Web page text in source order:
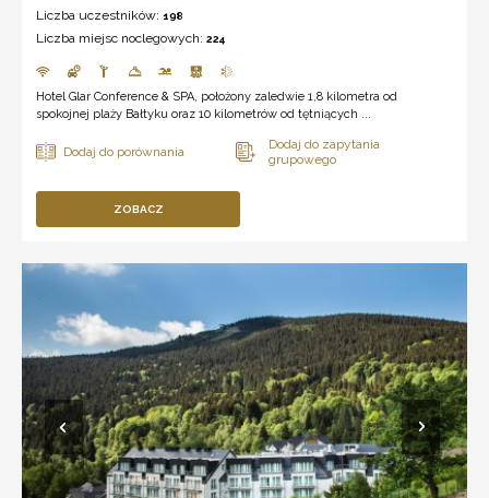
Liczba uczestników: 198
Liczba miejsc noclegowych: 224
Hotel Glar Conference & SPA, położony zaledwie 1,8 kilometra od
spokojnej plaży Bałtyku oraz 10 kilometrów od tętniących ...
ZOBACZ